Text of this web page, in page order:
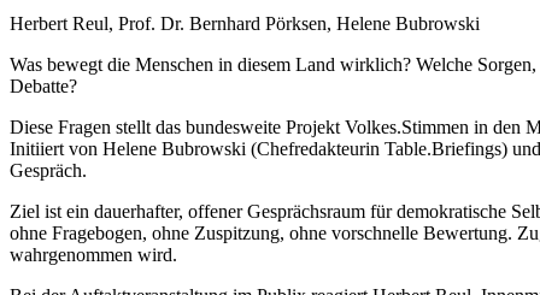
Herbert Reul, Prof. Dr. Bernhard Pörksen, Helene Bubrowski
Was bewegt die Menschen in diesem Land wirklich? Welche
Debatte?
Diese Fragen stellt das bundesweite Projekt Volkes.Stimmen in
Initiiert von Helene Bubrowski (Chefredakteurin Table.Briefings)
Gespräch.
Ziel ist ein dauerhafter, offener Gesprächsraum für demokratische
ohne Fragebogen, ohne Zuspitzung, ohne vorschnelle Bewertung.
wahrgenommen wird.